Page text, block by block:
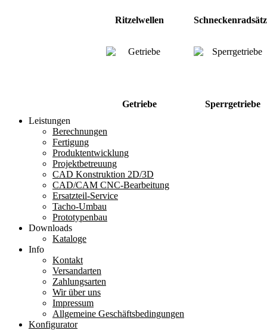
Ritzelwellen
Getriebe
Sperrgetriebe
Leistungen
Berechnungen
Fertigung
Produktentwicklung
Projektbetreuung
CAD Konstruktion 2D/3D
CAD/CAM CNC-Bearbeitung
Ersatzteil-Service
Tacho-Umbau
Prototypenbau
Downloads
Kataloge
Info
Kontakt
Versandarten
Zahlungsarten
Wir über uns
Impressum
Allgemeine Geschäftsbedingungen
Konfigurator